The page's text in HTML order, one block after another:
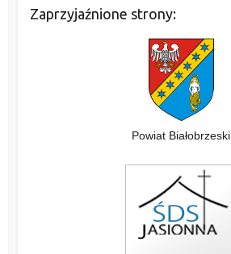
Zaprzyjaźnione strony:
Powiat Białobrzeski